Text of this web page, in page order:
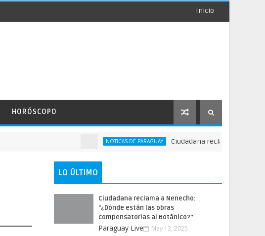
Inicio
HORÓSCOPO
NOTICAS DE PARAGUAY Ciudadana reclama a Nenecho:
LO ÚLTIMO
Ciudadana reclama a Nenecho:
"¿Dónde están las obras
compensatorias al Botánico?”
Paraguay Live May 13, 2025